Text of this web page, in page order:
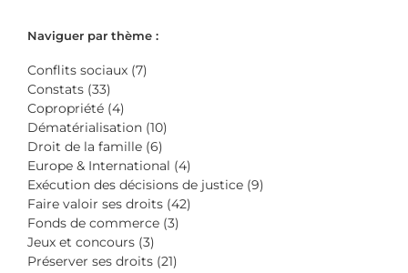
Naviguer par thème :
Conflits sociaux (7)
Constats (33)
Copropriété (4)
Dématérialisation (10)
Droit de la famille (6)
Europe & International (4)
Exécution des décisions de justice (9)
Faire valoir ses droits (42)
Fonds de commerce (3)
Jeux et concours (3)
Préserver ses droits (21)